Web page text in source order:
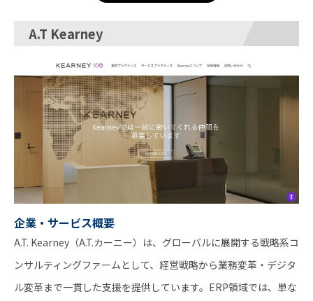
A.T Kearney
企業・サービス概要
A.T. Kearney（A.T.カーニー）は、グローバルに展開する戦略系コ
ンサルティングファームとして、経営戦略から業務変革・デジタ
ル変革まで一貫した支援を提供しています。ERP領域では、単な